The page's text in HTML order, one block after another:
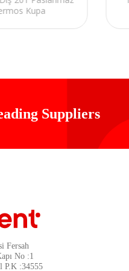
Kupa
Suppliers
Fersah
No :1
P.K :34555